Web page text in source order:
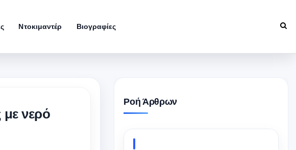
Ντοκιμαντέρ Βιογραφίες
με νερό
Ροή Άρθρων